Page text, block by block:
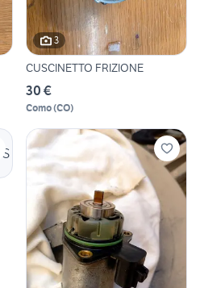
3
CUSCINETTO FRIZIONE
30 €
Como(CO)